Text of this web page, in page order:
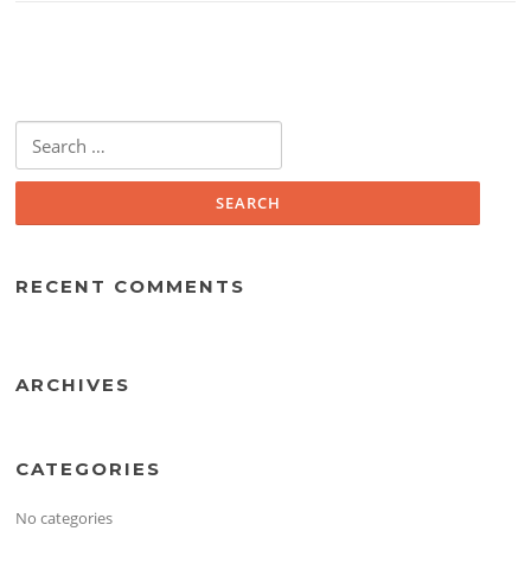
for:
RECENT COMMENTS
ARCHIVES
CATEGORIES
No categories